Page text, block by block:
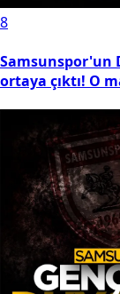
8
Samsunspor'un
ortaya çıktı! O